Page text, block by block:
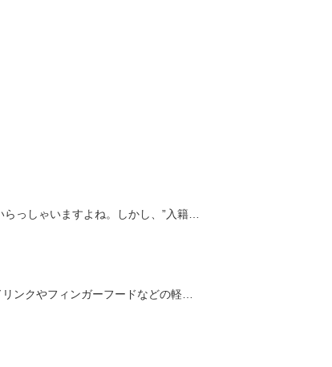
っしゃいますよね。しかし、”入籍…
ンクやフィンガーフードなどの軽…